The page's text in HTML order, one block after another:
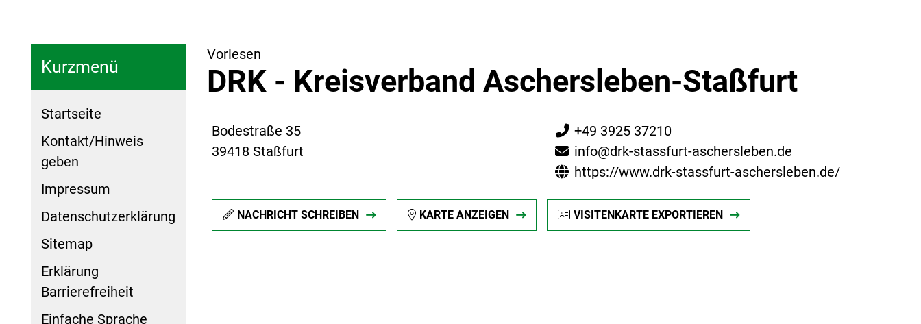
Kurzmenü
Startseite
Kontakt/Hinweis
geben
Impressum
Datenschutzerklärung
Sitemap
Erklärung
Barrierefreiheit
Einfache Sprache
Vorlesen
DRK - Kreisverband Aschersleben-Staßfurt
Bodestraße 35
39418 Staßfurt
+49 3925 37210
info@drk-stassfurt-aschersleben.de
https://www.drk-stassfurt-aschersleben.de/
NACHRICHT SCHREIBEN KARTE ANZEIGEN VISITENKARTE EXPORTIEREN